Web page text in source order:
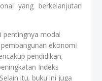
yang berkelanjutan
pentingnya modal
pembangunan ekonomi
pendidikan,
Indeks
Selain itu, buku ini juga